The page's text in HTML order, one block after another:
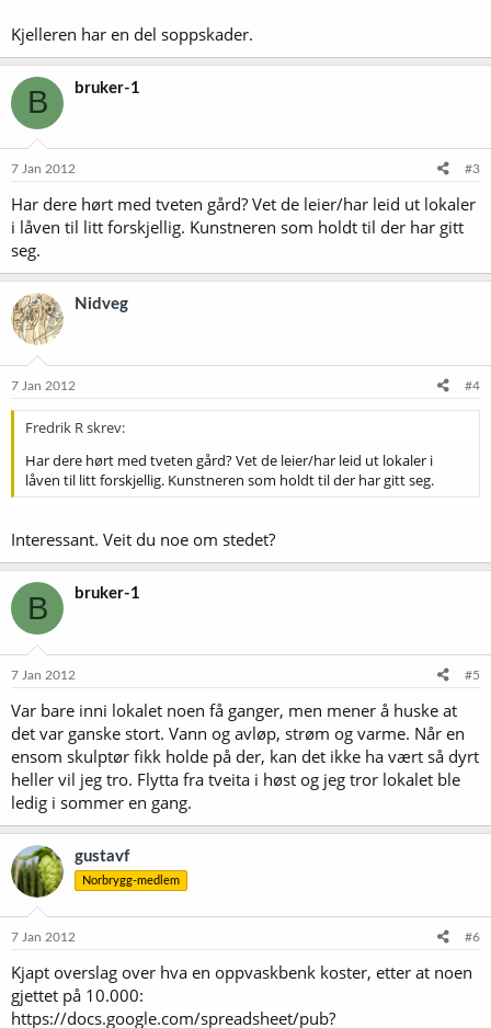
Kjelleren har en del soppskader.
B bruker-1
7 Jan 2012 #3
Har dere hørt med tveten gård? Vet de leier/har leid ut lokaler
i låven til litt forskjellig. Kunstneren som holdt til der har gitt
seg.
Nidveg
7 Jan 2012 #4
Fredrik R skrev:
Har dere hørt med tveten gård? Vet de leier/har leid ut lokaler i
låven til litt forskjellig. Kunstneren som holdt til der har gitt seg.
Interessant. Veit du noe om stedet?
B bruker-1
7 Jan 2012 #5
Var bare inni lokalet noen få ganger, men mener å huske at
det var ganske stort. Vann og avløp, strøm og varme. Når en
ensom skulptør fikk holde på der, kan det ikke ha vært så dyrt
heller vil jeg tro. Flytta fra tveita i høst og jeg tror lokalet ble
ledig i sommer en gang.
gustavf
Norbrygg-medlem
7 Jan 2012 #6
Kjapt overslag over hva en oppvaskbenk koster, etter at noen
gjettet på 10.000:
https://docs.google.com/spreadsheet/pub?